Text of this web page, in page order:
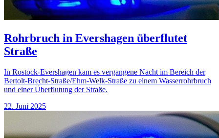
Rohrbruch in Evershagen überflutet
Straße
In Rostock-Evershagen kam es vergangene Nacht im Bereich der
Bertolt-Brecht-Straße/Ehm-Welk-Straße zu einem Wasserrohrbruch
und einer Überflutung der Straße.
22. Juni 2025